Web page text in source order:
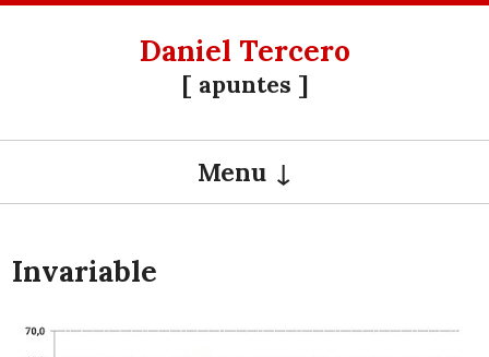
Daniel Tercero
[ apuntes ]
Menu
Invariable